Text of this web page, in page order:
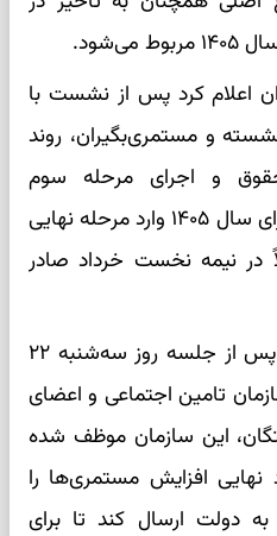
اعلام کرد پس از نشست با
و مستمری‌بگیران، روند
و اجرای مرحله سوم
متناسب‌سازی مستمری‌ها برای سال ۱۴۰۵ وارد مرحله نهایی
در نیمه نخست خرداد صادر
بر اساس بیانیه منتشرشده پس از جلسه روز سه‌شنبه ۲۲
تامین اجتماعی و اعضای
این سازمان موظف شده
افزایش مستمری‌ها را
دولت ارسال کند تا برای